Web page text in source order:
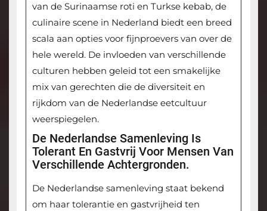
van de Surinaamse roti en Turkse kebab, de
culinaire scene in Nederland biedt een breed
scala aan opties voor fijnproevers van over de
hele wereld. De invloeden van verschillende
culturen hebben geleid tot een smakelijke
mix van gerechten die de diversiteit en
rijkdom van de Nederlandse eetcultuur
weerspiegelen.
De Nederlandse Samenleving Is
Tolerant En Gastvrij Voor Mensen Van
Verschillende Achtergronden.
De Nederlandse samenleving staat bekend
om haar tolerantie en gastvrijheid ten